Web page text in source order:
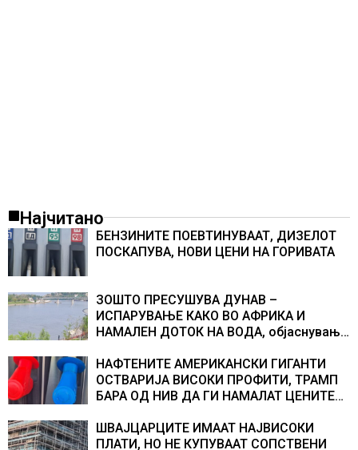
Најчитано
БЕНЗИНИТЕ ПОЕВТИНУВААТ, ДИЗЕЛОТ
ПОСКАПУВА, НОВИ ЦЕНИ НА ГОРИВАТА
ЗОШТО ПРЕСУШУВА ДУНАВ –
ИСПАРУВАЊЕ КАКО ВО АФРИКА И
НАМАЛЕН ДОТОК НА ВОДА, објаснување
НАФТЕНИТЕ АМЕРИКАНСКИ ГИГАНТИ
ОСТВАРИЈА ВИСОКИ ПРОФИТИ, ТРАМП
БАРА ОД НИВ ДА ГИ НАМАЛАТ ЦЕНИТЕ
ШВАЈЦАРЦИТЕ ИМААТ НАЈВИСОКИ
ПЛАТИ, НО НЕ КУПУВААТ СОПСТВЕНИ